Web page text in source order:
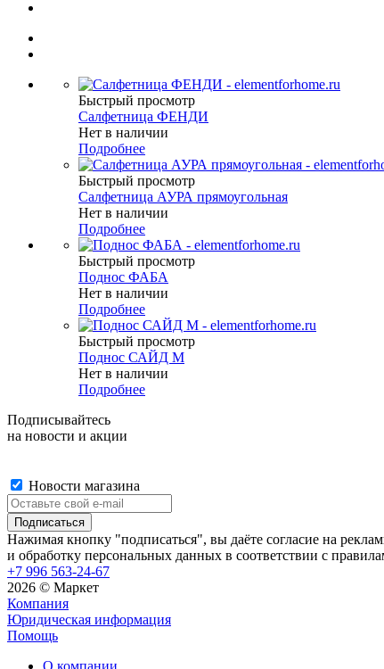
Быстрый просмотр
Салфетница ФЕНДИ
Нет в наличии
Подробнее
Быстрый просмотр
Салфетница АУРА прямоугольная
Нет в наличии
Подробнее
Быстрый просмотр
Поднос ФАБА
Нет в наличии
Подробнее
Быстрый просмотр
Поднос САЙД М
Нет в наличии
Подробнее
Подписывайтесь
на новости и акции
Новости магазина
Нажимая кнопку "подписаться", вы даёте согласие на
и обработку персональных данных в соответствии с
+7 996 563-24-67
2026 © Маркет
Компания
Юридическая информация
Помощь
О компании